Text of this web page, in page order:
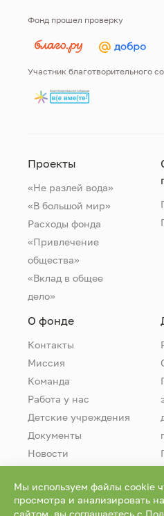
Фонд прошел проверку
Участник благотворительного
Проекты
«Не разлей вода»
«В большой мир»
Расходы фонда
«Привлечение
общества»
«Вклад в общее
дело»
О фонде
Контакты
Миссия
Команда
Работа у нас
Детские учреждения
Документы
Новости
Мы используем файлы cookie
просмотра и анализировать
сайтом, вы соглашаетесь с